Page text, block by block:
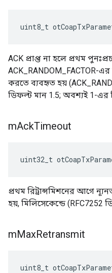
uint8_t
ACK প্রাপ্ত না হলে প্রথম
ACK_RANDOM_FACTOR-এর
করতে ব্যবহৃত হয়
ডিফল্ট মান 1.5; অবশ্যই 1-এর
mAckTimeout
uint32_t
প্রথম রিট্রান্সমিশনের আগে
হয়, মিলিসেকেন্ডে (RFC7252
mMaxRetransmit
uint8_t